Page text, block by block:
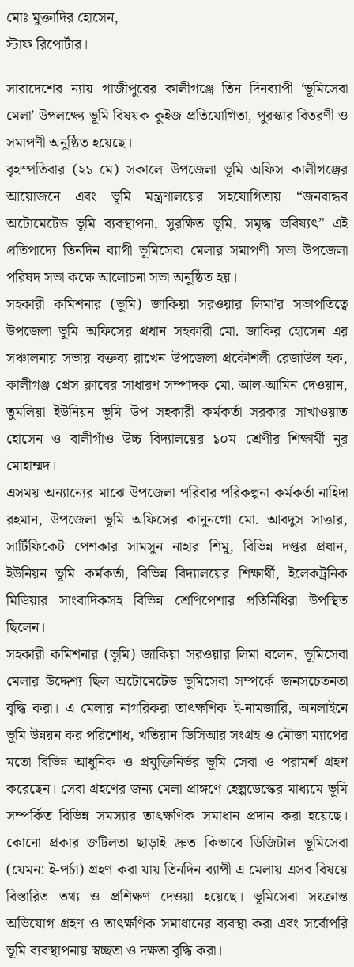
মোঃ মুক্তাদির হোসেন,
স্টাফ রিপোর্টার।
সারাদেশের ন্যায় গাজীপুরের কালীগঞ্জে তিন দিনব্যাপী ‘ভূমিসেবা
মেলা’ উপলক্ষ্যে ভূমি বিষয়ক কুইজ প্রতিযোগিতা, পুরস্কার বিতরণী ও
সমাপণী অনুষ্ঠিত হয়েছে।
বৃহস্পতিবার (২১ মে) সকালে উপজেলা ভূমি অফিস কালীগঞ্জের
আয়োজনে এবং ভূমি মন্ত্রণালয়ের সহযোগিতায় “জনবান্ধব
অটোমেটেড ভূমি ব্যবস্থাপনা, সুরক্ষিত ভূমি, সমৃদ্ধ ভবিষ্যৎ” এই
প্রতিপাদ্যে তিনদিন ব্যাপী ভূমিসেবা মেলার সমাপণী সভা উপজেলা
পরিষদ সভা কক্ষে আলোচনা সভা অনুষ্ঠিত হয়।
সহকারী কমিশনার (ভূমি) জাকিয়া সরওয়ার লিমা’র সভাপতিত্বে
উপজেলা ভূমি অফিসের প্রধান সহকারী মো. জাকির হোসেন এর
সঞ্চালনায় সভায় বক্তব্য রাখেন উপজেলা প্রকৌশলী রেজাউল হক,
কালীগঞ্জ প্রেস ক্লাবের সাধারণ সম্পাদক মো. আল-আমিন দেওয়ান,
তুমলিয়া ইউনিয়ন ভূমি উপ সহকারী কর্মকর্তা সরকার সাখাওয়াত
হোসেন ও বালীগাঁও উচ্চ বিদ্যালয়ের ১০ম শ্রেণীর শিক্ষার্থী নুর
মোহাম্মদ।
এসময় অন্যান্যের মাঝে উপজেলা পরিবার পরিকল্পনা কর্মকর্তা নাহিদা
রহমান, উপজেলা ভূমি অফিসের কানুনগো মো. আবদুস সাত্তার,
সার্টিফিকেট পেশকার সামসুন নাহার শিমু, বিভিন্ন দপ্তর প্রধান,
ইউনিয়ন ভূমি কর্মকর্তা, বিভিন্ন বিদ্যালয়ের শিক্ষার্থী, ইলেকট্রনিক
মিডিয়ার সাংবাদিকসহ বিভিন্ন শ্রেণিপেশার প্রতিনিধিরা উপস্থিত
ছিলেন।
সহকারী কমিশনার (ভূমি) জাকিয়া সরওয়ার লিমা বলেন, ভূমিসেবা
মেলার উদ্দেশ্য ছিল অটোমেটেড ভূমিসেবা সম্পর্কে জনসচেতনতা
বৃদ্ধি করা। এ মেলায় নাগরিকরা তাৎক্ষণিক ই-নামজারি, অনলাইনে
ভূমি উন্নয়ন কর পরিশোধ, খতিয়ান ডিসিআর সংগ্রহ ও মৌজা ম্যাপের
মতো বিভিন্ন আধুনিক ও প্রযুক্তিনির্ভর ভূমি সেবা ও পরামর্শ গ্রহণ
করেছেন। সেবা গ্রহণের জন্য মেলা প্রাঙ্গণে হেল্পডেস্কের মাধ্যমে ভূমি
সম্পর্কিত বিভিন্ন সমস্যার তাৎক্ষণিক সমাধান প্রদান করা হয়েছে।
কোনো প্রকার জটিলতা ছাড়াই দ্রুত কিভাবে ডিজিটাল ভূমিসেবা
(যেমন: ই-পর্চা) গ্রহণ করা যায় তিনদিন ব্যাপী এ মেলায় এসব বিষয়ে
বিস্তারিত তথ্য ও প্রশিক্ষণ দেওয়া হয়েছে। ভূমিসেবা সংক্রান্ত
অভিযোগ গ্রহণ ও তাৎক্ষণিক সমাধানের ব্যবস্থা করা এবং সর্বোপরি
ভূমি ব্যবস্থাপনায় স্বচ্ছতা ও দক্ষতা বৃদ্ধি করা।